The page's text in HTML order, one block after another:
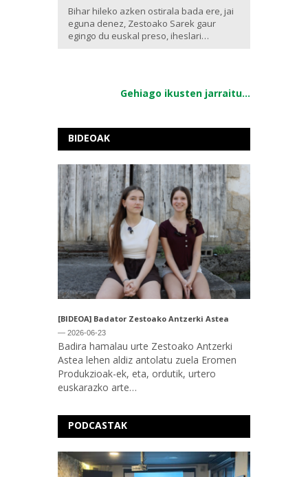
Bihar hileko azken ostirala bada ere, jai
eguna denez, Zestoako Sarek gaur
egingo du euskal preso, iheslari…
Gehiago ikusten jarraitu...
BIDEOAK
[BIDEOA] Badator Zestoako Antzerki Astea
— 2026-06-23
Badira hamalau urte Zestoako Antzerki
Astea lehen aldiz antolatu zuela Eromen
Produkzioak-ek, eta, ordutik, urtero
euskarazko arte…
PODCASTAK